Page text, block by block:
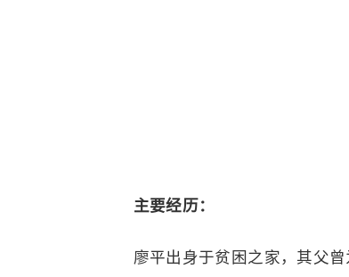
主要经历：
廖平出身于贫困之家，其父